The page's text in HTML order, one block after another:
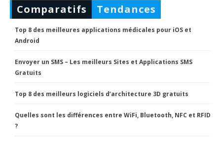
Comparatifs Tendances
Top 8 des meilleures applications médicales pour iOS et
Android
Envoyer un SMS – Les meilleurs Sites et Applications SMS
Gratuits
Top 8 des meilleurs logiciels d’architecture 3D gratuits
Quelles sont les différences entre WiFi, Bluetooth, NFC et RFID
?